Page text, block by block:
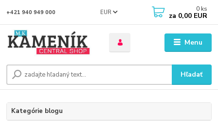
Menu
EUR
Hľadať
+421 940 949 000 0 ks
za 0,00 EUR
Kategórie blogu